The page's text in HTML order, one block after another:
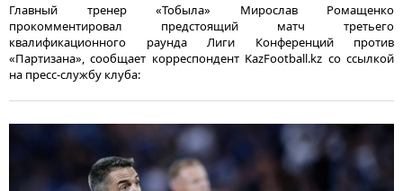
Главный тренер «Тобыла» Мирослав Ромащенко
прокомментировал предстоящий матч третьего
квалификационного раунда Лиги Конференций против
«Партизана», сообщает корреспондент KazFootball.kz со ссылкой
на пресс-службу клуба: